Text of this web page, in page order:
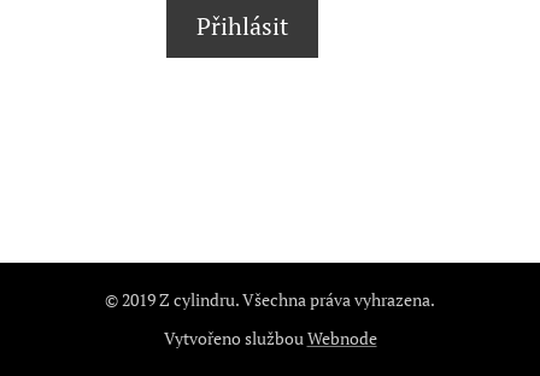
Přihlásit
© 2019 Z cylindru. Všechna práva vyhrazena.
Vytvořeno službouWebnode